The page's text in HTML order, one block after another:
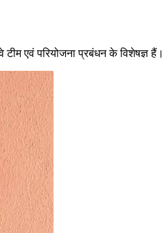
एवं परियोजना प्रबंधन के विशेषज्ञ हैं।